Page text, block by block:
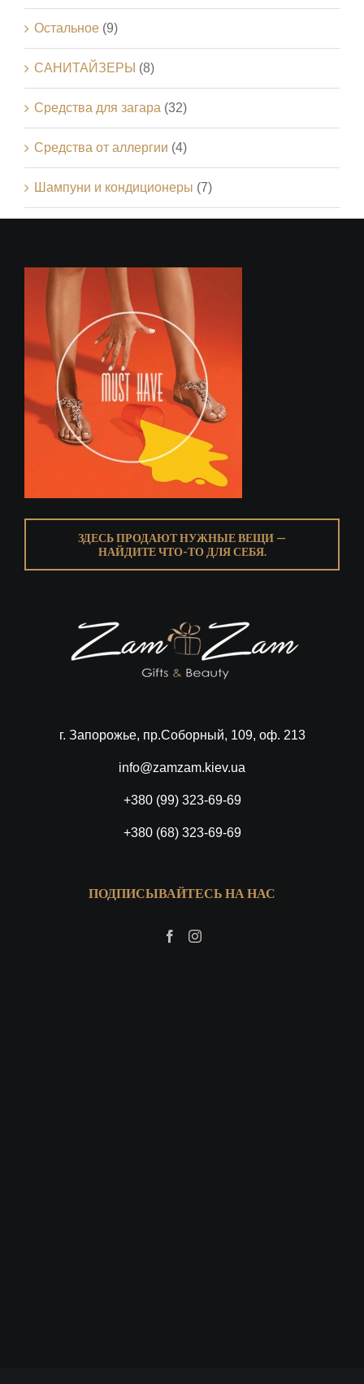
Остальное (9)
САНИТАЙЗЕРЫ (8)
Средства для загара (32)
Средства от аллергии (4)
Шампуни и кондиционеры (7)
ЗДЕСЬ ПРОДАЮТ НУЖНЫЕ ВЕЩИ —
НАЙДИТЕ ЧТО-ТО ДЛЯ СЕБЯ.
г. Запорожье, пр.Соборный, 109, оф. 213
info@zamzam.kiev.ua
+380 (99) 323-69-69
+380 (68) 323-69-69
ПОДПИСЫВАЙТЕСЬ НА НАС